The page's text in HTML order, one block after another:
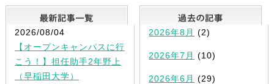
最新記事一覧
2026/08/04
【オープンキャンパスに行
こう！】担任助手2年野上
（早稲田大学）
2026年8月 (2)
2026年7月 (10)
2026年6月 (29)